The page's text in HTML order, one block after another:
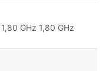
GHz 1,80 GHz